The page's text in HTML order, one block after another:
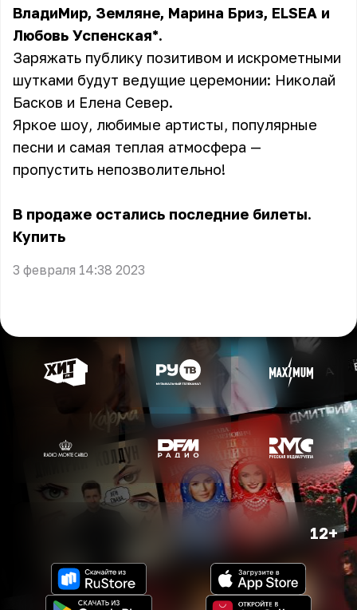
ВладиМир, Земляне, Марина Бриз, ELSEA и
Любовь Успенская*.
Заряжать публику позитивом и искрометными
шутками будут ведущие церемонии: Николай
Басков и Елена Север.
Яркое шоу, любимые артисты, популярные
песни и самая теплая атмосфера —
пропустить непозволительно!
В продаже остались последние билеты.
Купить
3 февраля 14:38 2023
12+